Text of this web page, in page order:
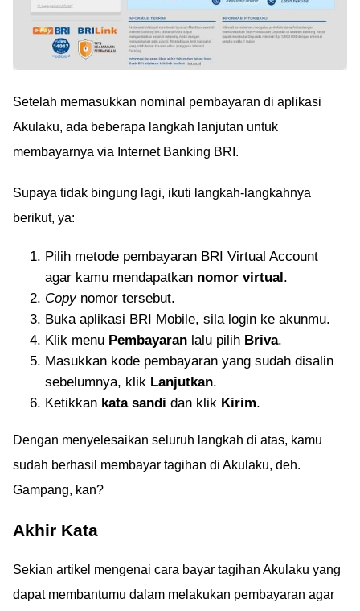
Setelah memasukkan nominal pembayaran di aplikasi
Akulaku, ada beberapa langkah lanjutan untuk
membayarnya via Internet Banking BRI.
Supaya tidak bingung lagi, ikuti langkah-langkahnya
berikut, ya:
Pilih metode pembayaran BRI Virtual Account
agar kamu mendapatkan nomor virtual.
Copynomor tersebut.
Buka aplikasi BRI Mobile, sila login ke akunmu.
Klik menu Pembayaran lalu pilih Briva.
Masukkan kode pembayaran yang sudah disalin
sebelumnya, klik Lanjutkan.
Ketikkan kata sandi dan klik Kirim.
Dengan menyelesaikan seluruh langkah di atas, kamu
sudah berhasil membayar tagihan di Akulaku, deh.
Gampang, kan?
Akhir Kata
Sekian artikel mengenai cara bayar tagihan Akulaku yang
dapat membantumu dalam melakukan pembayaran agar